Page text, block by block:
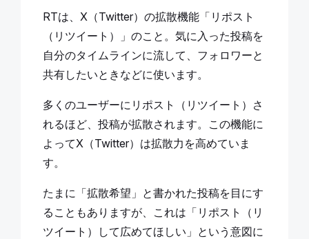
RTは、X（Twitter）の拡散機能「リポスト
（リツイート）」のこと。気に入った投稿を
自分のタイムラインに流して、フォロワーと
共有したいときなどに使います。
多くのユーザーにリポスト（リツイート）さ
れるほど、投稿が拡散されます。この機能に
よってX（Twitter）は拡散力を高めていま
す。
たまに「拡散希望」と書かれた投稿を目にす
ることもありますが、これは「リポスト（リ
ツイート）して広めてほしい」という意図に